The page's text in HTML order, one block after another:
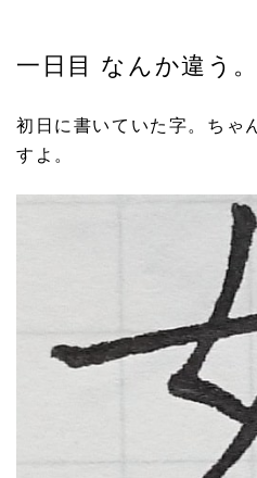
一日目 なんか違う。
初日に書いていた字。ちゃ
すよ。